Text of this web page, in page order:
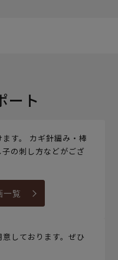
ート
す。 カギ針編み・棒
の刺し方などがござ
一覧
しております。ぜひ